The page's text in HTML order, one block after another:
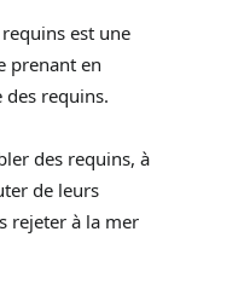
est une
prenant en
des requins.
des requins, à
de leurs
rejeter à la mer